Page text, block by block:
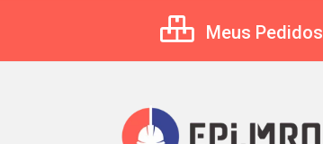
Meus Pedidos